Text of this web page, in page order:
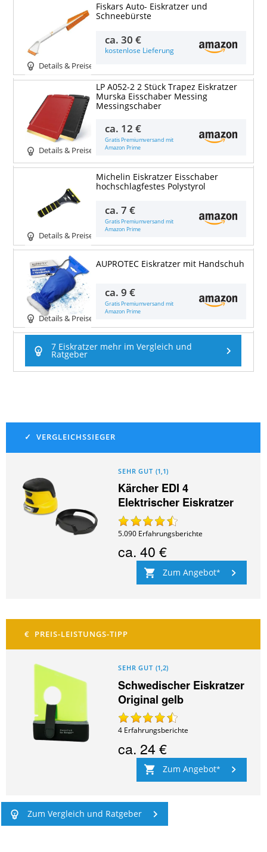
Details & Preise
Fiskars Auto- Eiskratzer und
Schneebürste
ca.30 €
kostenlose Lieferung
Details & Preise
LP A052-2 2 Stück Trapez Eiskratzer
Murska Eisschaber Messing
Messingschaber
ca. 12 €
Gratis Premiumversand mit
Amazon Prime
Details & Preise
Michelin Eiskratzer Eisschaber
hochschlagfestes Polystyrol
ca.7 €
Gratis Premiumversand mit
Amazon Prime
Details & Preise
AUPROTEC Eiskratzer mit Handschuh
ca.9 €
Gratis Premiumversand mit
Amazon Prime
7 Eiskratzer mehr im Vergleich und
Ratgeber
SEHR GUT (1,1)
Kärcher EDI 4
Elektrischer Eiskratzer
5.090 Erfahrungsberichte
ca.40 €
Zum Angebot
SEHR GUT (1,2)
Schwedischer Eiskratzer
Original gelb
4 Erfahrungsberichte
ca. 24 €
Zum Angebot
Zum Vergleich und Ratgeber